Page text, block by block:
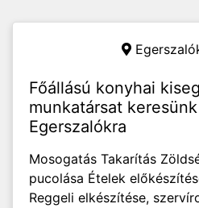
Főállású konyhai
munkatársat keresünk
Egerszalókra
Mosogatás Takarítás
pucolása Ételek
Reggeli elkészítése,